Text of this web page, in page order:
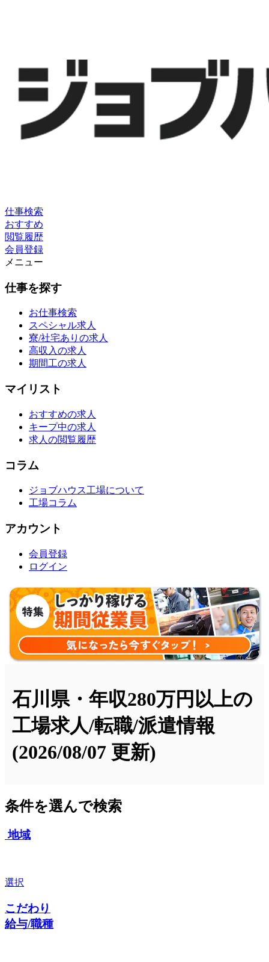
仕事検索
おすすめ
閲覧履歴
会員登録
メニュー
仕事を探す
お仕事検索
スペシャル求人
寮/社宅ありの求人
高収入の求人
期間工の求人
マイリスト
おすすめの求人
キープ中の求人
求人の閲覧履歴
コラム
ジョブハウス工場について
工場コラム
アカウント
会員登録
ログイン
石川県・年収280万円以上の
工場求人/転職/派遣情報
(2026/08/07 更新)
条件を選んで検索
地域
選択
こだわり
給与/職種